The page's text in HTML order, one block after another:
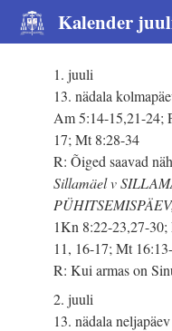
Kalender
1. juuli
13. nädala
Am 5:14-15,21-24;
17; Mt 8:28-34
R: Õiged saavad
Sillamäel v
1Kn 8:22-23,27-
11, 16-17; Mt
R: Kui armas on
2. juuli
13. nädala neljapäev